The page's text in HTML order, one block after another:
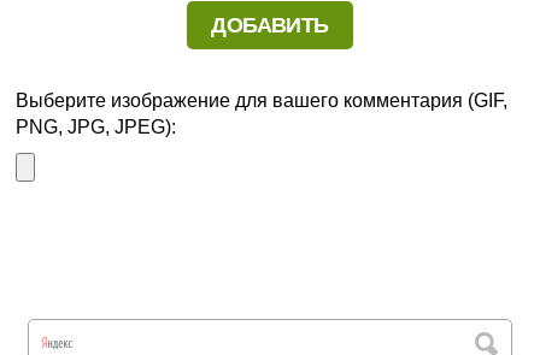
Выберите изображение для вашего комментария (GIF,
PNG, JPG, JPEG):